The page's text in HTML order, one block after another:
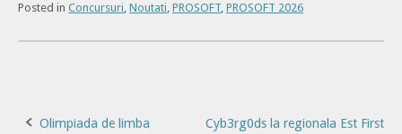
Posted in Concursuri Noutati PROSOFT PROSOFT 2026
Olimpiada de limba
Cyb3rg0ds la regionala Est First